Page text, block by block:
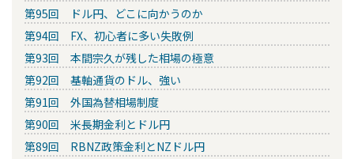
第95回 ドル円、どこに向かうのか
第94回 FX、初心者に多い失敗例
第93回 本間宗久が残した相場の極意
第92回 基軸通貨のドル、強い
第91回 外国為替相場制度
第90回 米長期金利とドル円
第89回 RBNZ政策金利とNZドル円